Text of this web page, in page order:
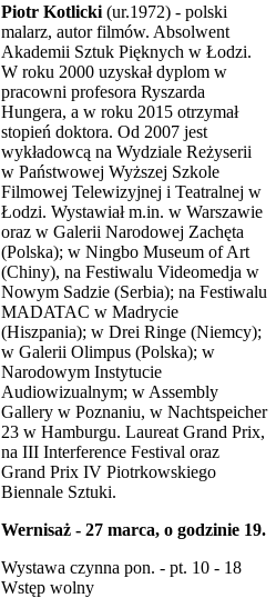
Piotr Kotlicki (ur.1972) - polski
malarz, autor filmów. Absolwent
Akademii Sztuk Pięknych w Łodzi.
W roku 2000 uzyskał dyplom w
pracowni profesora Ryszarda
Hungera, a w roku 2015 otrzymał
stopień doktora. Od 2007 jest
wykładowcą na Wydziale Reżyserii
w Państwowej Wyższej Szkole
Filmowej Telewizyjnej i Teatralnej w
Łodzi. Wystawiał m.in. w Warszawie
oraz w Galerii Narodowej Zachęta
(Polska); w Ningbo Museum of Art
(Chiny), na Festiwalu Videomedja w
Nowym Sadzie (Serbia); na Festiwalu
MADATAC w Madrycie
(Hiszpania); w Drei Ringe (Niemcy);
w Galerii Olimpus (Polska); w
Narodowym Instytucie
Audiowizualnym; w Assembly
Gallery w Poznaniu, w Nachtspeicher
23 w Hamburgu. Laureat Grand Prix,
na III Interference Festival oraz
Grand Prix IV Piotrkowskiego
Biennale Sztuki.
Wernisaż - 27 marca, o godzinie 19.
Wystawa czynna pon. - pt. 10 - 18
Wstęp wolny